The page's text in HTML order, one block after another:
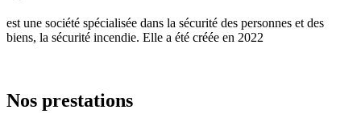
est une société spécialisée dans la sécurité des personnes et des
biens, la sécurité incendie. Elle a été créée en 2022
Nos prestations